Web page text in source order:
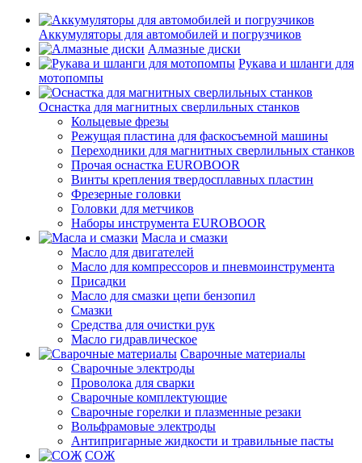
Аккумуляторы для автомобилей и погрузчиков
Алмазные диски
Рукава и шланги для
мотопомпы
Оснастка для магнитных сверлильных станков
Кольцевые фрезы
Режущая пластина для фаскосъемной машины
Переходники для магнитных сверлильных станков
Прочая оснастка EUROBOOR
Винты крепления твердосплавных пластин
Фрезерные головки
Головки для метчиков
Наборы инструмента EUROBOOR
Масла и смазки
Масло для двигателей
Масло для компрессоров и пневмоинструмента
Присадки
Масло для смазки цепи бензопил
Смазки
Средства для очистки рук
Масло гидравлическое
Сварочные материалы
Сварочные электроды
Проволока для сварки
Сварочные комплектующие
Сварочные горелки и плазменные резаки
Вольфрамовые электроды
Антипригарные жидкости и травильные пасты
СОЖ